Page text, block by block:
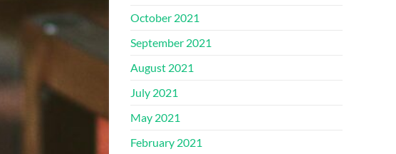
October 2021
September 2021
August 2021
July 2021
May 2021
February 2021